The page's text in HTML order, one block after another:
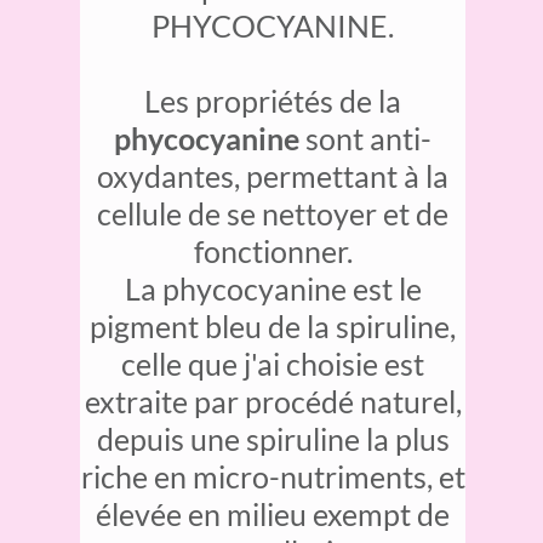
PHYCOCYANINE.
Les propriétés de la
phycocyanine sont anti-
oxydantes, permettant à la
cellule de se nettoyer et de
fonctionner.
La phycocyanine est le
pigment bleu de la spiruline,
celle que j'ai choisie est
extraite par procédé naturel,
depuis une spiruline la plus
riche en micro-nutriments, et
élevée en milieu exempt de